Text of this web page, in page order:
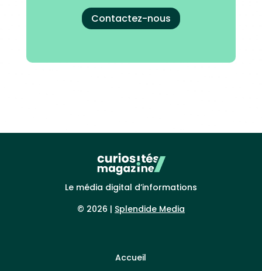
Contactez-nous
Le média digital d’informations
© 2026 | Splendide Media
Accueil